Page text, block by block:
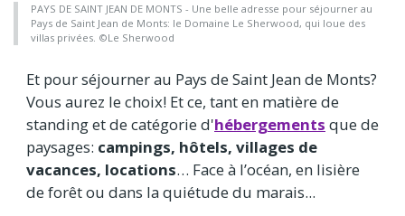
PAYS DE SAINT JEAN DE MONTS - Une belle adresse pour séjourner au
Pays de Saint Jean de Monts: le Domaine Le Sherwood, qui loue des
villas privées. ©Le Sherwood
Et pour séjourner au Pays de Saint Jean de Monts?
Vous aurez le choix! Et ce, tant en matière de
standing et de catégorie d'hébergements que de
paysages: campings, hôtels, villages de
vacances, locations… Face à l’océan, en lisière
de forêt ou dans la quiétude du marais...